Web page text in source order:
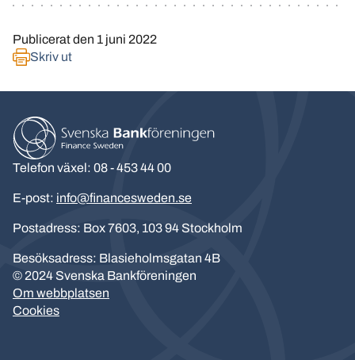
Publicerat den 1 juni 2022
Skriv ut
Telefon växel: 08 - 453 44 00
E-post: info@financesweden.se
Postadress: Box 7603, 103 94 Stockholm
Besöksadress: Blasieholmsgatan 4B
© 2024 Svenska Bankföreningen
Om webbplatsen
Cookies